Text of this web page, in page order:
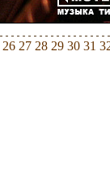
26 27 28 29 30 31